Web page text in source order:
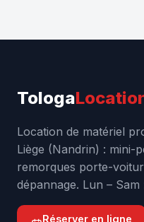
Tologa
Location de matériel
Liège (Nandrin) : mini-
remorques porte-
dépannage. Lun – Sam
Réserver en ligne